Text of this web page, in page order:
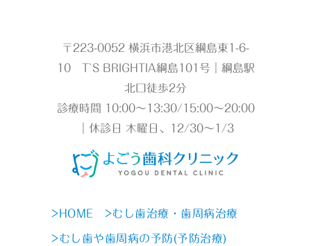
〒223-0052 横浜市港北区綱島東1-6-
10 T`S BRIGHTIA綱島101号｜綱島駅
北口徒歩2分
診療時間 10:00～13:30/15:00～20:00
｜休診日 木曜日、12/30～1/3
>HOME >むし歯治療・歯周病治療
>むし歯や歯周病の予防(予防治療)